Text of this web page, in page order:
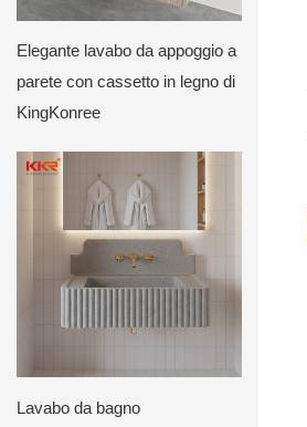
Elegante lavabo da appoggio a
parete con cassetto in legno di
KingKonree
Lavabo da bagno